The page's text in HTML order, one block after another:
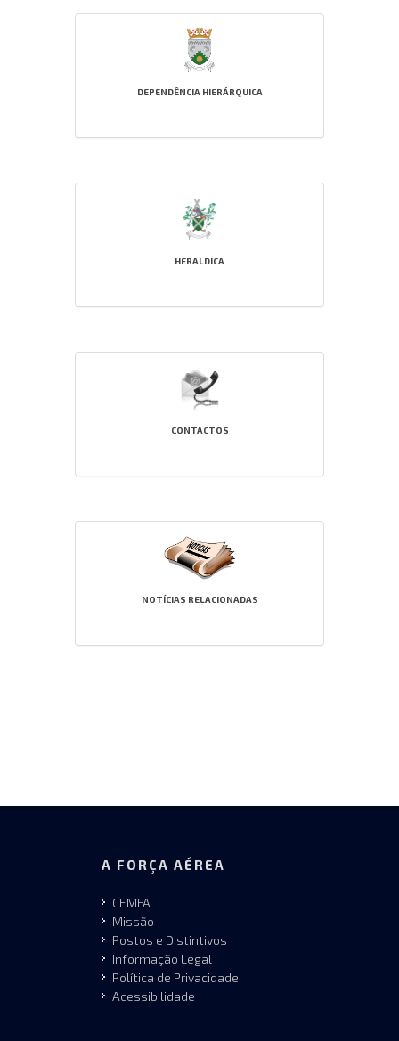
DEPENDÊNCIA HIERÁRQUICA
HERALDICA
CONTACTOS
NOTÍCIAS RELACIONADAS
A FORÇA AÉREA
CEMFA
Missão
Postos e Distintivos
Informação Legal
Política de Privacidade
Acessibilidade